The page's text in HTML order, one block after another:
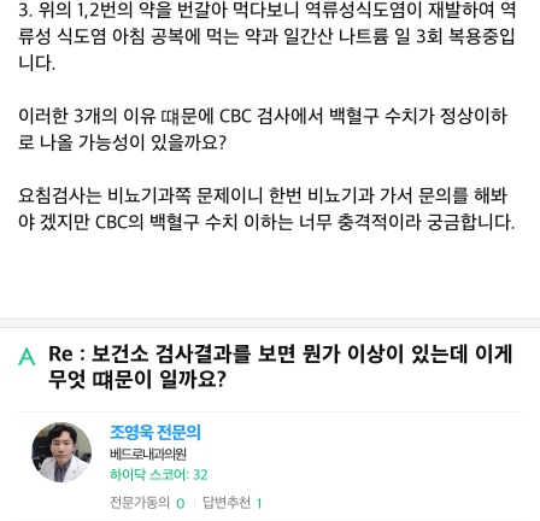
3. 위의 1,2번의 약을 번갈아 먹다보니 역류성식도염이 재발하여 역
류성 식도염 아침 공복에 먹는 약과 일간산 나트륨 일 3회 복용중입
니다.
이러한 3개의 이유 떄문에 CBC 검사에서 백혈구 수치가 정상이하
로 나올 가능성이 있을까요?
요침검사는 비뇨기과쪽 문제이니 한번 비뇨기과 가서 문의를 해봐
야 겠지만 CBC의 백혈구 수치 이하는 너무 충격적이라 궁금합니다.
Re : 보건소 검사결과를 보면 뭔가 이상이 있는데 이게
무엇 떄문이 일까요?
조영욱 전문의
베드로내과의원
하이닥 스코어: 32
전문가동의 0 답변추천 1